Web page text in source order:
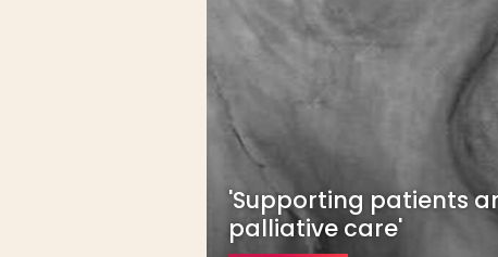
'Supporting patients
palliative care'